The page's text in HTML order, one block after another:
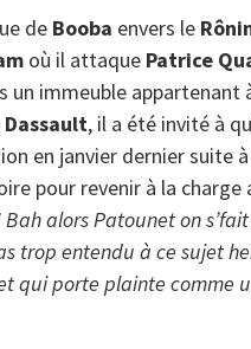
de Booba envers le
où il attaque Patrice
un immeuble appartenant
, il a été invité à
en janvier dernier suite
pour revenir à la charge
Bah alors Patounet on
trop entendu à ce sujet
qui porte plainte comme